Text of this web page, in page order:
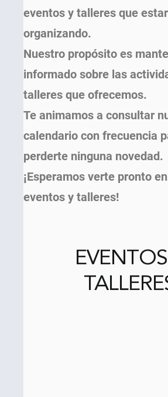
eventos y talleres que
organizando.
Nuestro propósito es
informado sobre las
talleres que ofrecemos.
Te animamos a consultar
calendario con frecuencia
perderte ninguna novedad.
¡Esperamos verte pronto
eventos y talleres!